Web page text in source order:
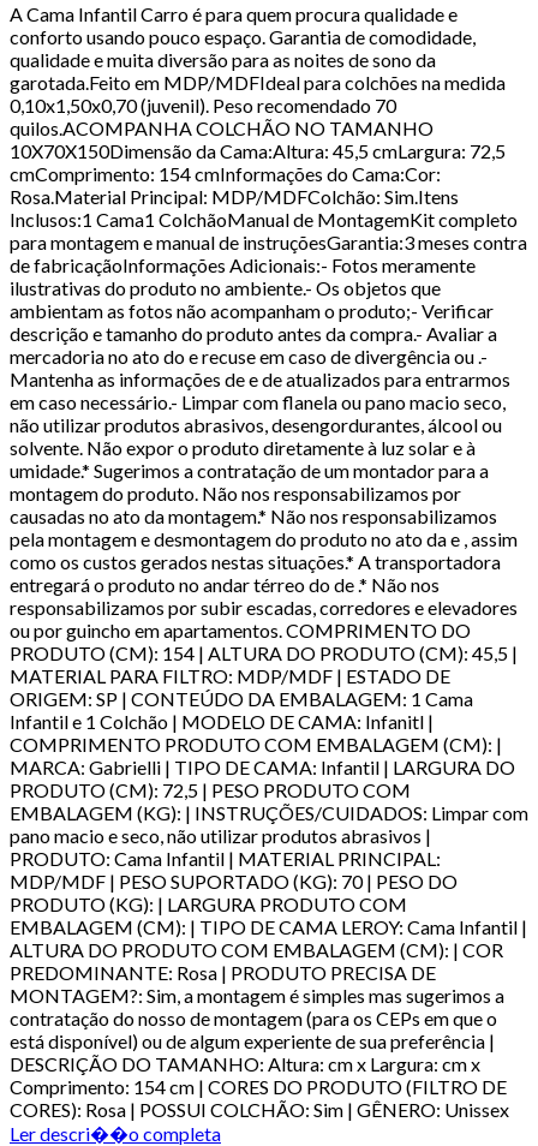
A Cama Infantil Carro é para quem procura qualidade e
conforto usando pouco espaço. Garantia de comodidade,
qualidade e muita diversão para as noites de sono da
garotada.Feito em MDP/MDFIdeal para colchões na medida
0,10x1,50x0,70 (juvenil). Peso recomendado 70
quilos.ACOMPANHA COLCHÃO NO TAMANHO
10X70X150Dimensão da Cama:Altura: 45,5 cmLargura: 72,5
cmComprimento: 154 cmInformações do Cama:Cor:
Rosa.Material Principal: MDP/MDFColchão: Sim.Itens
Inclusos:1 Cama1 ColchãoManual de MontagemKit completo
para montagem e manual de instruçõesGarantia:3 meses contra
de fabricaçãoInformações Adicionais:- Fotos meramente
ilustrativas do produto no ambiente.- Os objetos que
ambientam as fotos não acompanham o produto;- Verificar
descrição e tamanho do produto antes da compra.- Avaliar a
mercadoria no ato do e recuse em caso de divergência ou .-
Mantenha as informações de e de atualizados para entrarmos
em caso necessário.- Limpar com flanela ou pano macio seco,
não utilizar produtos abrasivos, desengordurantes, álcool ou
solvente. Não expor o produto diretamente à luz solar e à
umidade.* Sugerimos a contratação de um montador para a
montagem do produto. Não nos responsabilizamos por
causadas no ato da montagem.* Não nos responsabilizamos
pela montagem e desmontagem do produto no ato da e , assim
como os custos gerados nestas situações.* A transportadora
entregará o produto no andar térreo do de .* Não nos
responsabilizamos por subir escadas, corredores e elevadores
ou por guincho em apartamentos. COMPRIMENTO DO
PRODUTO (CM): 154 | ALTURA DO PRODUTO (CM): 45,5 |
MATERIAL PARA FILTRO: MDP/MDF | ESTADO DE
ORIGEM: SP | CONTEÚDO DA EMBALAGEM: 1 Cama
Infantil e 1 Colchão | MODELO DE CAMA: Infanitl |
COMPRIMENTO PRODUTO COM EMBALAGEM (CM): |
MARCA: Gabrielli | TIPO DE CAMA: Infantil | LARGURA DO
PRODUTO (CM): 72,5 | PESO PRODUTO COM
EMBALAGEM (KG): | INSTRUÇÕES/CUIDADOS: Limpar com
pano macio e seco, não utilizar produtos abrasivos |
PRODUTO: Cama Infantil | MATERIAL PRINCIPAL:
MDP/MDF | PESO SUPORTADO (KG): 70 | PESO DO
PRODUTO (KG): | LARGURA PRODUTO COM
EMBALAGEM (CM): | TIPO DE CAMA LEROY: Cama Infantil |
ALTURA DO PRODUTO COM EMBALAGEM (CM): | COR
PREDOMINANTE: Rosa | PRODUTO PRECISA DE
MONTAGEM?: Sim, a montagem é simples mas sugerimos a
contratação do nosso de montagem (para os CEPs em que o
está disponível) ou de algum experiente de sua preferência |
DESCRIÇÃO DO TAMANHO: Altura: cm x Largura: cm x
Comprimento: 154 cm | CORES DO PRODUTO (FILTRO DE
CORES): Rosa | POSSUI COLCHÃO: Sim | GÊNERO: Unissex
Ler descri��o completa